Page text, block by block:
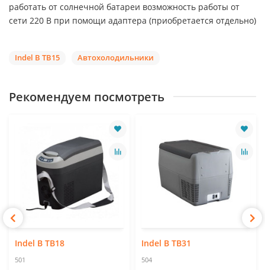
работать от солнечной батареи возможность работы от
сети 220 В при помощи адаптера (приобретается отдельно)
Indel B TB15 Автохолодильники
Рекомендуем посмотреть
Indel B TB18
501
Indel B TB31
504